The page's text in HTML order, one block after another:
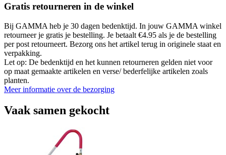
Gratis retourneren in de winkel
Bij GAMMA heb je 30 dagen bedenktijd. In jouw GAMMA winkel
retourneer je gratis je bestelling. Je betaalt €4.95 als je de bestelling
per post retourneert. Bezorg ons het artikel terug in originele staat en
verpakking.
Let op: De bedenktijd en het kunnen retourneren gelden niet voor
op maat gemaakte artikelen en verse/ bederfelijke artikelen zoals
planten.
Meer informatie over de bezorging
Vaak samen gekocht